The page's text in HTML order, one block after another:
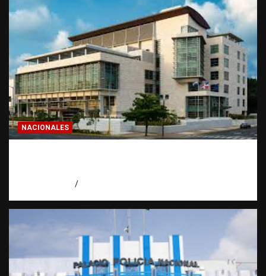
NACIONALES